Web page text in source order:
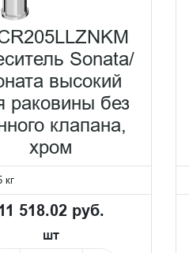
Sonata/
высокий
раковины без
клапана,
хром
кг
518.02 руб.
шт